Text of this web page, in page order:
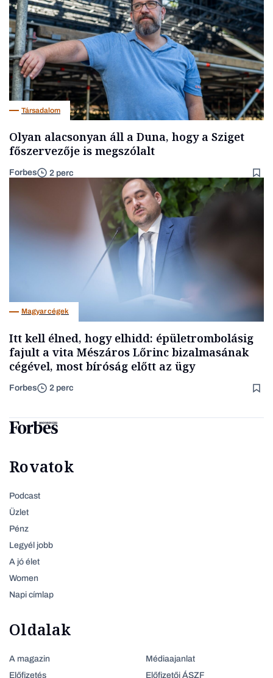
Társadalom
Olyan alacsonyan áll a Duna, hogy a Sziget
főszervezője is megszólalt
Forbes 2 perc
Magyar cégek
Itt kell élned, hogy elhidd: épületrombolásig
fajult a vita Mészáros Lőrinc bizalmasának
cégével, most bíróság előtt az ügy
Forbes 2 perc
Rovatok
Podcast
Üzlet
Pénz
Legyél jobb
A jó élet
Women
Napi címlap
Oldalak
A magazin
Előfizetés
Médiaajanlat
Előfizetői ÁSZF